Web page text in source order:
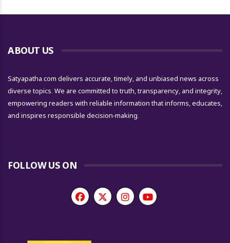
ABOUT US
Satyapatha.com delivers accurate, timely, and unbiased news across
diverse topics. We are committed to truth, transparency, and integrity,
empowering readers with reliable information that informs, educates,
and inspires responsible decision-making.
FOLLOW US ON